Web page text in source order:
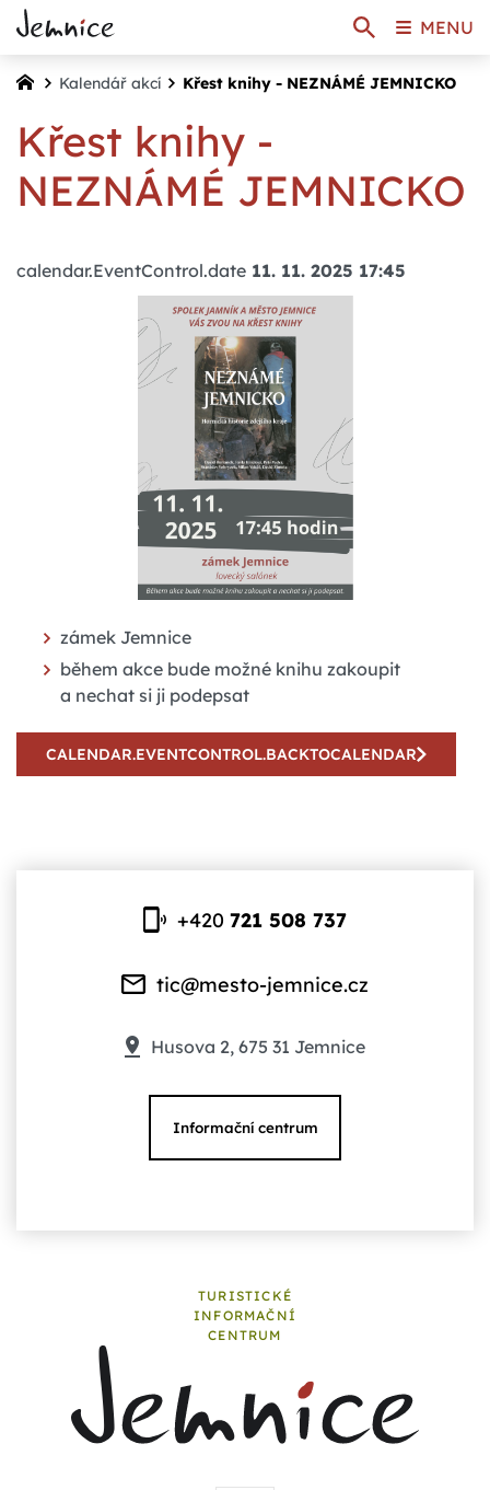
Kalendář akcí Křest knihy - NEZNÁMÉ JEMNICKO
Křest knihy -
NEZNÁMÉ JEMNICKO
calendar.EventControl.date 11. 11. 2025 17:45
zámek Jemnice
během akce bude možné knihu zakoupit
a nechat si ji podepsat
CALENDAR.EVENTCONTROL.BACKTOCALENDAR
+420721 508 737
tic@mesto-jemnice.cz
Husova 2, 675 31 Jemnice
Informační centrum
TURISTICKÉ
INFORMAČNÍ
CENTRUM
MENU